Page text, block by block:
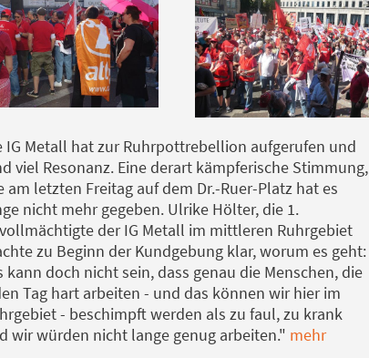
IG Metall hat zur Ruhrpottrebellion aufgerufen und
viel Resonanz. Eine derart kämpferische Stimmung,
am letzten Freitag auf dem Dr.-Ruer-Platz hat es
nicht mehr gegeben. Ulrike Hölter, die 1.
der IG Metall im mittleren Ruhrgebiet
zu Beginn der Kundgebung klar, worum es geht:
kann doch nicht sein, dass genau die Menschen, die
Tag hart arbeiten - und das können wir hier im
- beschimpft werden als zu faul, zu krank
wir würden nicht lange genug arbeiten." mehr